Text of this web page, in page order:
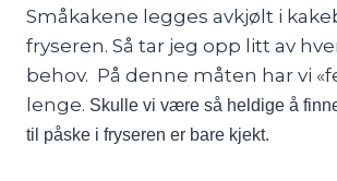
Småkakene legges avkjølt i
fryseren. Så tar jeg opp litt av
behov. På denne måten har vi
lenge. Skulle vi være så heldige å
til påske i fryseren er bare kjekt.